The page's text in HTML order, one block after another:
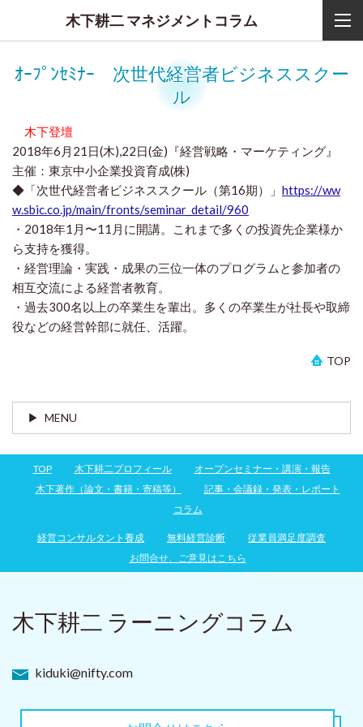
木下耕二 マネジメントコラム
ｵｰﾌﾟﾝｾﾐﾅｰ 次世代経営者ビジネススクー
ル
木下登壇
2018年6月21日(木),22日(金)『経営戦略・マーケティング』
主催：東京中小企業投資育成(株)
◆「次世代経営者ビジネススクール（第16期）」 https://ww
w.sbic.co.jp/main/fronts/seminar_detail/960
・2018年1月〜11月に開講。これまで多くの投資先企業様か
ら支持を獲得。
・経営理論・実践・成果の三位一体のプログラムと参加者の
相互交流による経営者教育。
・過去300名以上の卒業生を輩出。多くの卒業生が社長や取締
役などの経営幹部に就任、活躍。
TOP
MENU
TOP 木下耕二プロフィール
オープンセミナー・講演・報告
木下著作（論文・書籍・寄稿等）
記事・会議録・発表・レポート
コラム
経営コンサルタント養成 無料経営診断
従業員満足度調査
お問合せ、ご意見はこちら
木下耕二 ラーニングコラム
kiduki@nifty.com